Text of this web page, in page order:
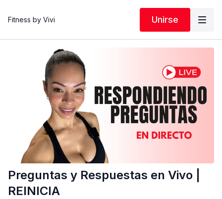
Fitness by Vivi Unirse
Preguntas y Respuestas en Vivo |
REINICIA